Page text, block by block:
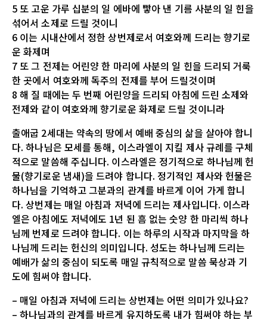
5 또 고운 가루 십분의 일 에바에 빻아 낸 기름 사분의 일 힌을
섞어서 소제로 드릴 것이니
6 이는 시내산에서 정한 상번제로서 여호와께 드리는 향기로
운 화제며
7 또 그 전제는 어린양 한 마리에 사분의 일 힌을 드리되 거룩
한 곳에서 여호와께 독주의 전제를 부어 드릴것이며
8 해 질 때에는 두 번째 어린양을 드리되 아침에 드린 소제와
전제와 같이 여호와께 향기로운 화제로 드릴 것이니라
출애굽 2세대는 약속의 땅에서 예배 중심의 삶을 살아야 합니
다. 하나님은 모세를 통해, 이스라엘이 지킬 제사 규례를 구체
적으로 말씀해 주십니다. 이스라엘은 정기적으로 하나님께 헌
물(향기로운 냄새)을 드려야 합니다. 정기적인 제사와 헌물은
하나님을 기억하고 그분과의 관계를 바르게 이어 가게 합니
다. 상번제는 매일 아침과 저녁에 드리는 제사입니다. 이스라
엘은 아침에도 저녁에도 1년 된 흠 없는 숫양 한 마리씩 하나
님께 번제로 드려야 합니다. 이는 하루의 시작과 마지막을 하
나님께 드리는 헌신의 의미입니다. 성도는 하나님께 드리는
예배가 삶의 중심이 되도록 매일 규칙적으로 말씀 묵상과 기
도에 힘써야 합니다.
– 매일 아침과 저녁에 드리는 상번제는 어떤 의미가 있나요?
– 하나님과의 관계를 바르게 유지하도록 내가 힘써야 하는 부